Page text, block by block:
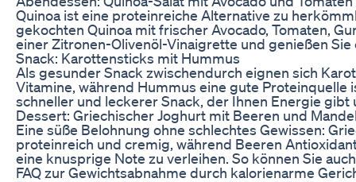
Quinoa ist eine proteinreiche Alternative zu
gekochten Quinoa mit frischer Avocado, Tomaten,
einer Zitronen-Olivenöl-Vinaigrette und genießen
Snack: Karottensticks mit Hummus
Als gesunder Snack zwischendurch eignen sich
Vitamine, während Hummus eine gute Proteinquelle
schneller und leckerer Snack, der Ihnen Energie
Dessert: Griechischer Joghurt mit Beeren und
Eine süße Belohnung ohne schlechtes Gewissen:
proteinreich und cremig, während Beeren
eine knusprige Note zu verleihen. So können Sie
FAQ zur Gewichtsabnahme durch kalorienarme